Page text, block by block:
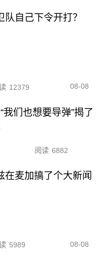
自己下令开打？
12379 08-08
我们也想要导弹”揭了
阅读 6882
在麦加搞了个大新闻
5989 08-08